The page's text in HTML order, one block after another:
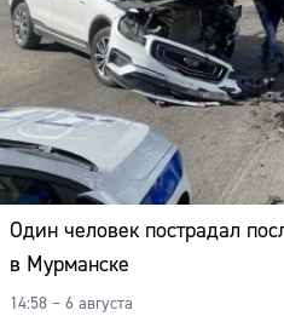
Один человек пострадал
в Мурманске
14:58 – 6 августа